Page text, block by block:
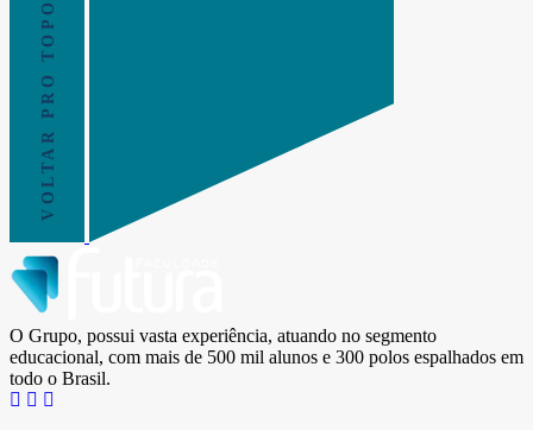
VOLTAR PRO TOPO
O Grupo, possui vasta experiência, atuando no segmento
educacional, com mais de 500 mil alunos e 300 polos espalhados em
todo o Brasil.